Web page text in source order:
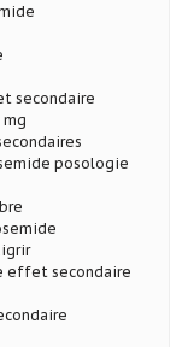
secondaire
posologie
effet secondaire